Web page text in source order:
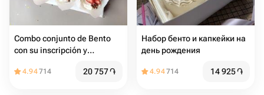
Combo conjunto de Bento
con su inscripción y
4.94714 20 757֏
Набор бенто и капкейки на
день рождения
4.94714 14 925֏